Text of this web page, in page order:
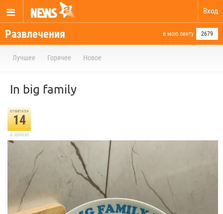
Вход
Развлечения в мою ленту 2679
Лучшее Горячее Новое
In big family
отметили
14
в архиве